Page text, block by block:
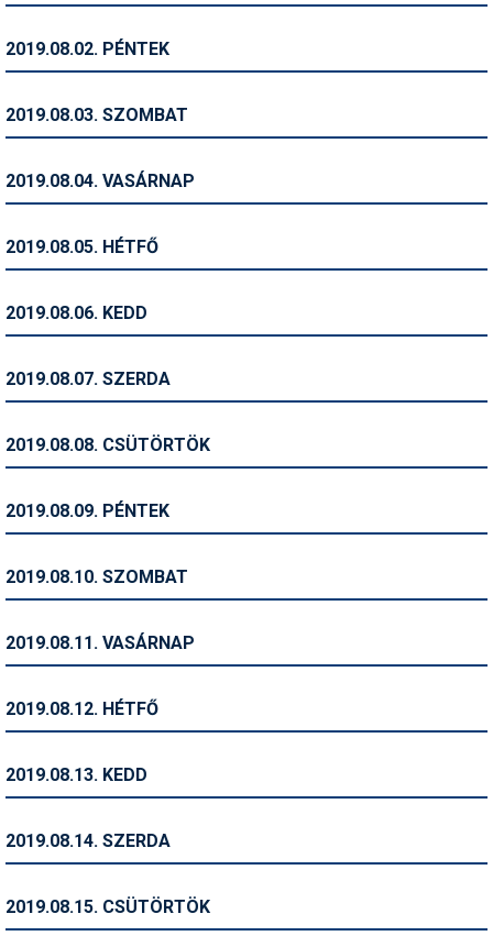
Ingatlan
Kerékpár
Magazinok
Pályázatok
Síbérletárak
Sífelszerelés
Símánia
2019.08.02. PÉNTEK
2019.08.03. SZOMBAT
2019.08.04. VASÁRNAP
2019.08.05. HÉTFŐ
2019.08.06. KEDD
2019.08.07. SZERDA
2019.08.08. CSÜTÖRTÖK
2019.08.09. PÉNTEK
2019.08.10. SZOMBAT
2019.08.11. VASÁRNAP
2019.08.12. HÉTFŐ
2019.08.13. KEDD
2019.08.14. SZERDA
2019.08.15. CSÜTÖRTÖK